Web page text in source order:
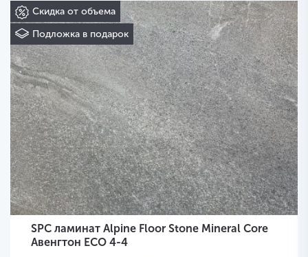
Скидка от объема
Подложка в подарок
SPC ламинат Alpine Floor Stone Mineral Core
Авенгтон ЕСО 4-4